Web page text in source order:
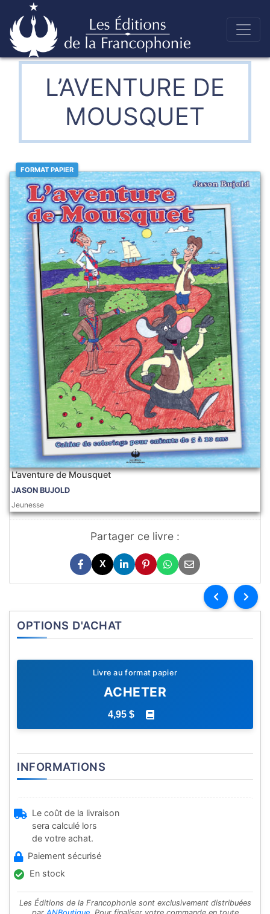
Skip
to Éditions de la francophonie
L’AVENTURE DE
MOUSQUET
FORMAT PAPIER
L’aventure de Mousquet
JASON BUJOLD
Jeunesse
Partager ce livre :
X
OPTIONS D'ACHAT
Livre au format papier
ACHETER
4,95 $
INFORMATIONS
Le coût de la livraison
sera calculé lors
de votre achat.
Paiement sécurisé
En stock
Les Éditions de la Francophonie sont exclusivement distribuées